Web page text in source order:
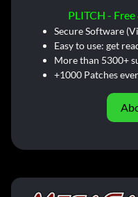
PLITCH -
Secure Software
Easy to use: get
More than 5300+
+1000 Patches